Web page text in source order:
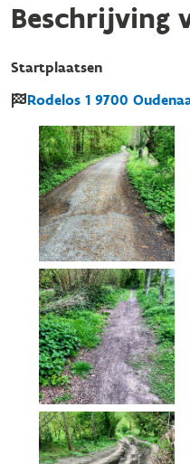
Beschrijving
Startplaatsen
Rodelos 1 9700